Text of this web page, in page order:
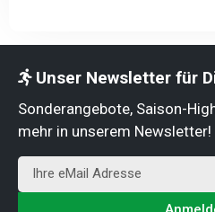
Unser Newsletter für
Sonderangebote, Saison-
mehr in unserem Newsletter!